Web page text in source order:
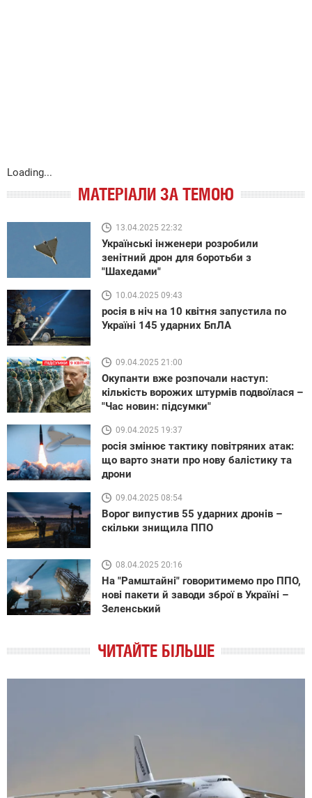
Loading...
МАТЕРІАЛИ ЗА ТЕМОЮ
13.04.2025 22:32
Українські інженери розробили
зенітний дрон для боротьби з
"Шахедами"
10.04.2025 09:43
росія в ніч на 10 квітня запустила по
Україні 145 ударних БпЛА
09.04.2025 21:00
Окупанти вже розпочали наступ:
кількість ворожих штурмів подвоїлася –
"Час новин: підсумки"
09.04.2025 19:37
росія змінює тактику повітряних атак:
що варто знати про нову балістику та
дрони
09.04.2025 08:54
Ворог випустив 55 ударних дронів –
скільки знищила ППО
08.04.2025 20:16
На "Рамштайні" говоритимемо про ППО,
нові пакети й заводи зброї в Україні –
Зеленський
ЧИТАЙТЕ БІЛЬШЕ